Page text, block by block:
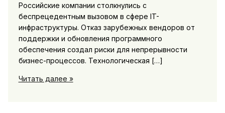
Российские компании столкнулись с
беспрецедентным вызовом в сфере IT-
инфраструктуры. Отказ зарубежных вендоров от
поддержки и обновления программного
обеспечения создал риски для непрерывности
бизнес-процессов. Технологическая […]
Стратегии
Читать далее »